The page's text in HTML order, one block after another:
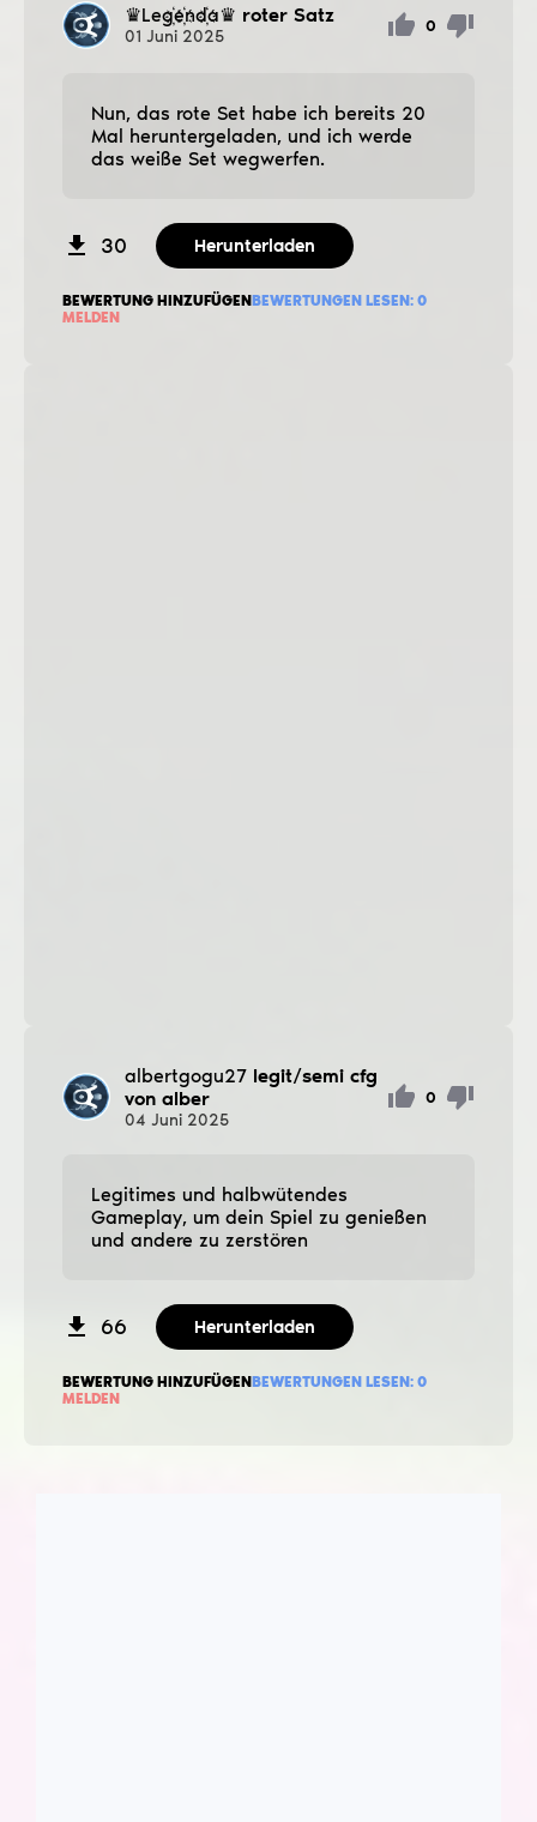
♛Leg҉e҉nd҉a♛ roter Satz
01 Juni 2025
0
Nun, das rote Set habe ich bereits 20
Mal heruntergeladen, und ich werde
das weiße Set wegwerfen.
30 Herunterladen
BEWERTUNG HINZUFÜGENBEWERTUNGEN LESEN: 0
MELDEN
albertgogu27 legit/semi cfg
von alber
04 Juni 2025
0
Legitimes und halbwütendes
Gameplay, um dein Spiel zu genießen
und andere zu zerstören
66 Herunterladen
BEWERTUNG HINZUFÜGENBEWERTUNGEN LESEN: 0
MELDEN